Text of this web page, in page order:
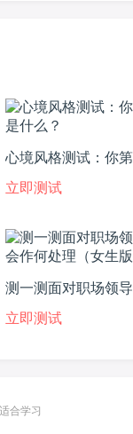
心境风格测试：你
什么？
立即测试
测一测面对职场领
作何处理（女生版）
立即测试
合学习